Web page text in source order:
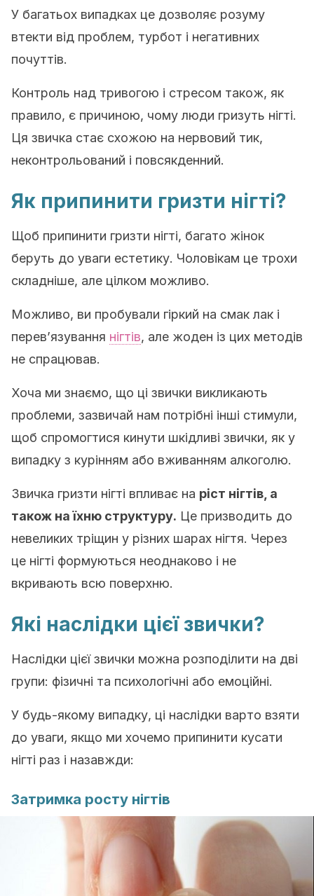
У багатьох випадках це дозволяє розуму
втекти від проблем, турбот і негативних
почуттів.
Контроль над тривогою і стресом також, як
правило, є причиною, чому люди гризуть нігті.
Ця звичка стає схожою на нервовий тик,
неконтрольований і повсякденний.
Як припинити гризти нігті?
Щоб припинити гризти нігті, багато жінок
беруть до уваги естетику. Чоловікам це трохи
складніше, але цілком можливо.
Можливо, ви пробували гіркий на смак лак і
перев’язування нігтів, але жоден із цих методів
не спрацював.
Хоча ми знаємо, що ці звички викликають
проблеми, зазвичай нам потрібні інші стимули,
щоб спромогтися кинути шкідливі звички, як у
випадку з курінням або вживанням алкоголю.
Звичка гризти нігті впливає на ріст нігтів, а
також на їхню структуру. Це призводить до
невеликих тріщин у різних шарах нігтя. Через
це нігті формуються неоднаково і не
вкривають всю поверхню.
Які наслідки цієї звички?
Наслідки цієї звички можна розподілити на дві
групи: фізичні та психологічні або емоційні.
У будь-якому випадку, ці наслідки варто взяти
до уваги, якщо ми хочемо припинити кусати
нігті раз і назавжди:
Затримка росту нігтів